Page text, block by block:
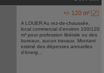
+/- 120 m²
A LOUER Au rez-de-chaussée,
local commercial d'environ 100/120
m² pour profession libérale ou des
bureaux, aucun travaux. Montant
estimé des dépenses annuelles
d'énerg...